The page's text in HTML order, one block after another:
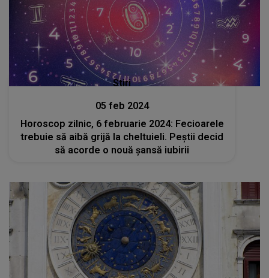
Stiri
05 feb 2024
Horoscop zilnic, 6 februarie 2024: Fecioarele
trebuie să aibă grijă la cheltuieli. Peștii decid
să acorde o nouă șansă iubirii